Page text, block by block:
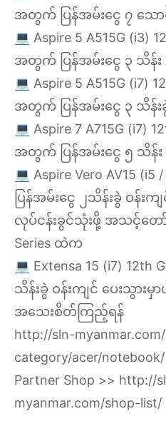
အတွက် ပြန်အမ်းငွေ ၇ သော
💻 Aspire 5 A515G (i3)
အတွက် ပြန်အမ်းငွေ ၃ သိန်း
💻 Aspire 5 A515G (i7)
အတွက် ပြန်အမ်းငွေ ၃ သိန်း
💻 Aspire 7 A715G (i7)
အတွက် ပြန်အမ်းငွေ ၅ သိန်း
💻 Aspire Vero AV15
ပြန်အမ်းငွေ ၂သိန်းခွဲ ဝန်းက
လုပ်ငန်းခွင်သုံးဖို့ အသင့်တော်
Series ထဲက
💻 Extensa 15 (i7)
သိန်းခွဲ ဝန်းကျင် ပေးသွားမှာပ
အသေးစိတ်ကြည့်ရန်
http://sln-
category/acer/notebook/
Partner Shop >> http://
myanmar.com/shop-list/